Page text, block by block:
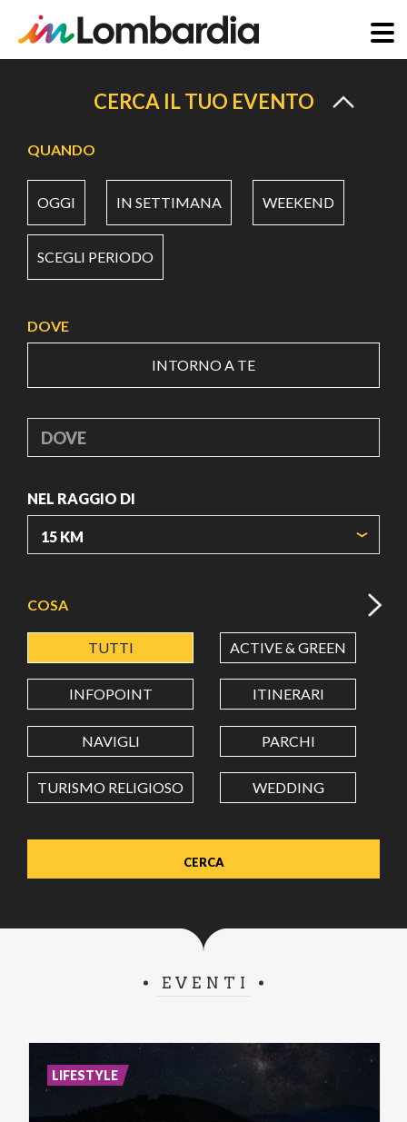
principale
CERCA IL TUO EVENTO
QUANDO
OGGI IN SETTIMANA WEEKEND
SCEGLI PERIODO
DOVE
INTORNO A TE
DOVE
NEL RAGGIO DI
LATITUDINE
LONGITUDINE
Value in decimal degrees. Use dot (.) as decimal separator.
COSA
TUTTI ACTIVE & GREEN
INFOPOINT ITINERARI
NAVIGLI PARCHI
TURISMO RELIGIOSO WEDDING
EVENTI
LIFESTYLE